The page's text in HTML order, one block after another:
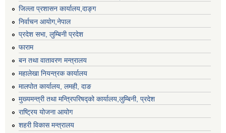
जिल्ला प्रशासन कार्यालय,दाङ्ग
निर्वाचन आयाेग,नेपाल
प्रदेश सभा, लुम्बिनी प्रदेश
फाराम
बन तथा वातावरण मन्त्रालय
महालेखा नियन्त्रक कार्यालय
मालपोत कार्यालय, लमही, दाङ
मुख्यमन्त्री तथा मन्त्रिपरिषद्को कार्यालय,लुम्बिनी, प्रदेश
राष्ट्रिय योजना आयोग
शहरी विकास मन्त्रालय